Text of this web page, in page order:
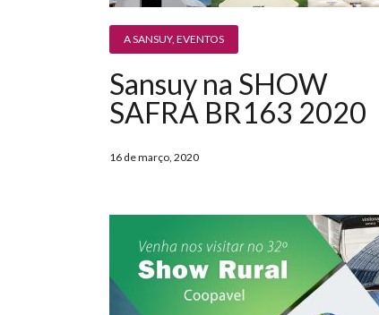
A SANSUY, EVENTOS
Sansuy na SHOW
SAFRA BR163 2020
16 de março, 2020